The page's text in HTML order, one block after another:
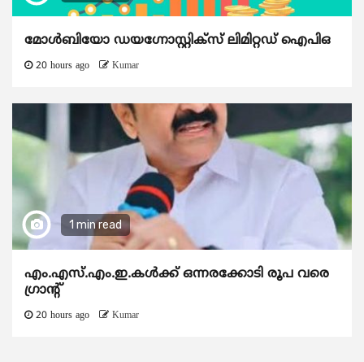
മോൾബിയോ ഡയഗ്നോസ്റ്റിക്സ് ലിമിറ്റഡ് ഐപിഒ
20 hours ago Kumar
1 min read
എം.എസ്.എം.ഇ.കൾക്ക് ഒന്നരക്കോടി രൂപ വരെ
ഗ്രാന്റ്
20 hours ago Kumar